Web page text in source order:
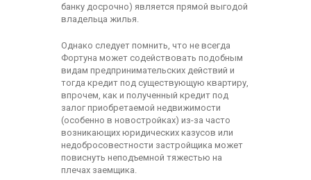
банку досрочно) является прямой выгодой
владельца жилья.
Однако следует помнить, что не всегда
Фортуна может содействовать подобным
видам предпринимательских действий и
тогда кредит под существующую квартиру,
впрочем, как и полученный кредит под
залог приобретаемой недвижимости
(особенно в новостройках) из-за часто
возникающих юридических казусов или
недобросовестности застройщика может
повиснуть неподъемной тяжестью на
плечах заемщика.